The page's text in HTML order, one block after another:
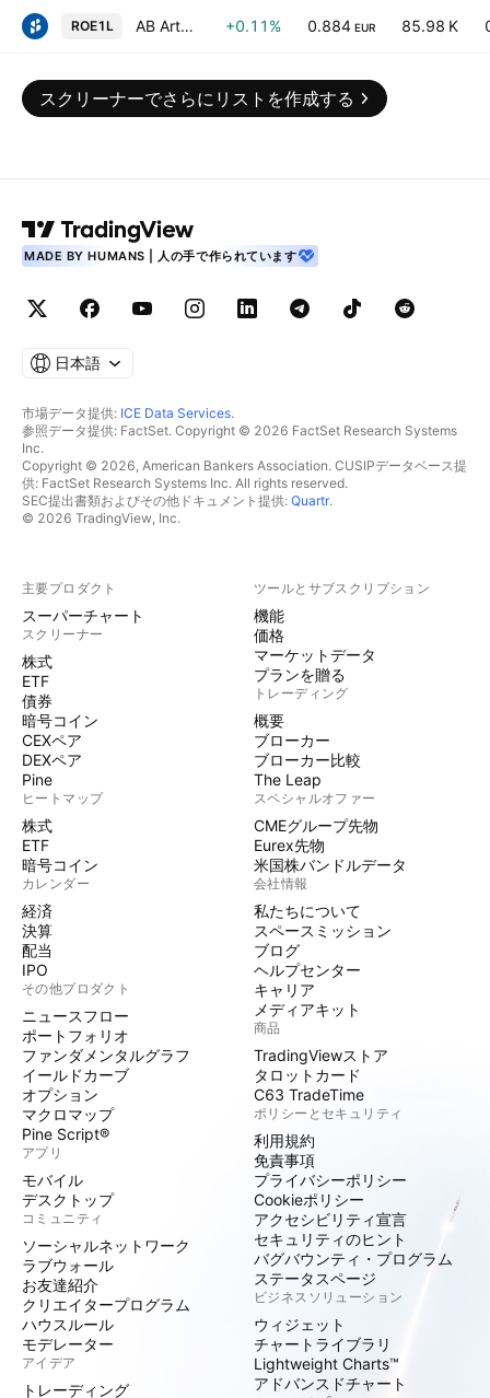
ROE1L AB Artea Bankas +0.11% 0.884 EUR 85.98 K
スクリーナーでさらにリストを作成する
MADE BY HUMANS | 人の手で作られています
日本語
市場データ提供: ICE Data Services.
参照データ提供: FactSet. Copyright © 2026 FactSet Research Systems
Inc.
Copyright © 2026, American Bankers Association. CUSIPデータベース提
供: FactSet Research Systems Inc. All rights reserved.
SEC提出書類およびその他ドキュメント提供: Quartr.
© 2026 TradingView, Inc.
主要プロダクト
スーパーチャート
スクリーナー
株式
ETF
債券
暗号コイン
CEXペア
DEXペア
Pine
ヒートマップ
株式
ETF
暗号コイン
カレンダー
経済
決算
配当
IPO
その他プロダクト
ニュースフロー
ポートフォリオ
ファンダメンタルグラフ
イールドカーブ
オプション
マクロマップ
Pine Script®
アプリ
モバイル
デスクトップ
コミュニティ
ソーシャルネットワーク
ラブウォール
お友達紹介
クリエイタープログラム
ハウスルール
モデレーター
アイデア
トレーディング
ツールとサブスクリプション
機能
価格
マーケットデータ
プランを贈る
トレーディング
概要
ブローカー
ブローカー比較
The Leap
スペシャルオファー
CMEグループ先物
Eurex先物
米国株バンドルデータ
会社情報
私たちについて
スペースミッション
ブログ
ヘルプセンター
キャリア
メディアキット
商品
TradingViewストア
タロットカード
C63 TradeTime
ポリシーとセキュリティ
利用規約
免責事項
プライバシーポリシー
Cookieポリシー
アクセシビリティ宣言
セキュリティのヒント
バグバウンティ・プログラム
ステータスページ
ビジネスソリューション
ウィジェット
チャートライブラリ
Lightweight Charts™
アドバンスドチャート